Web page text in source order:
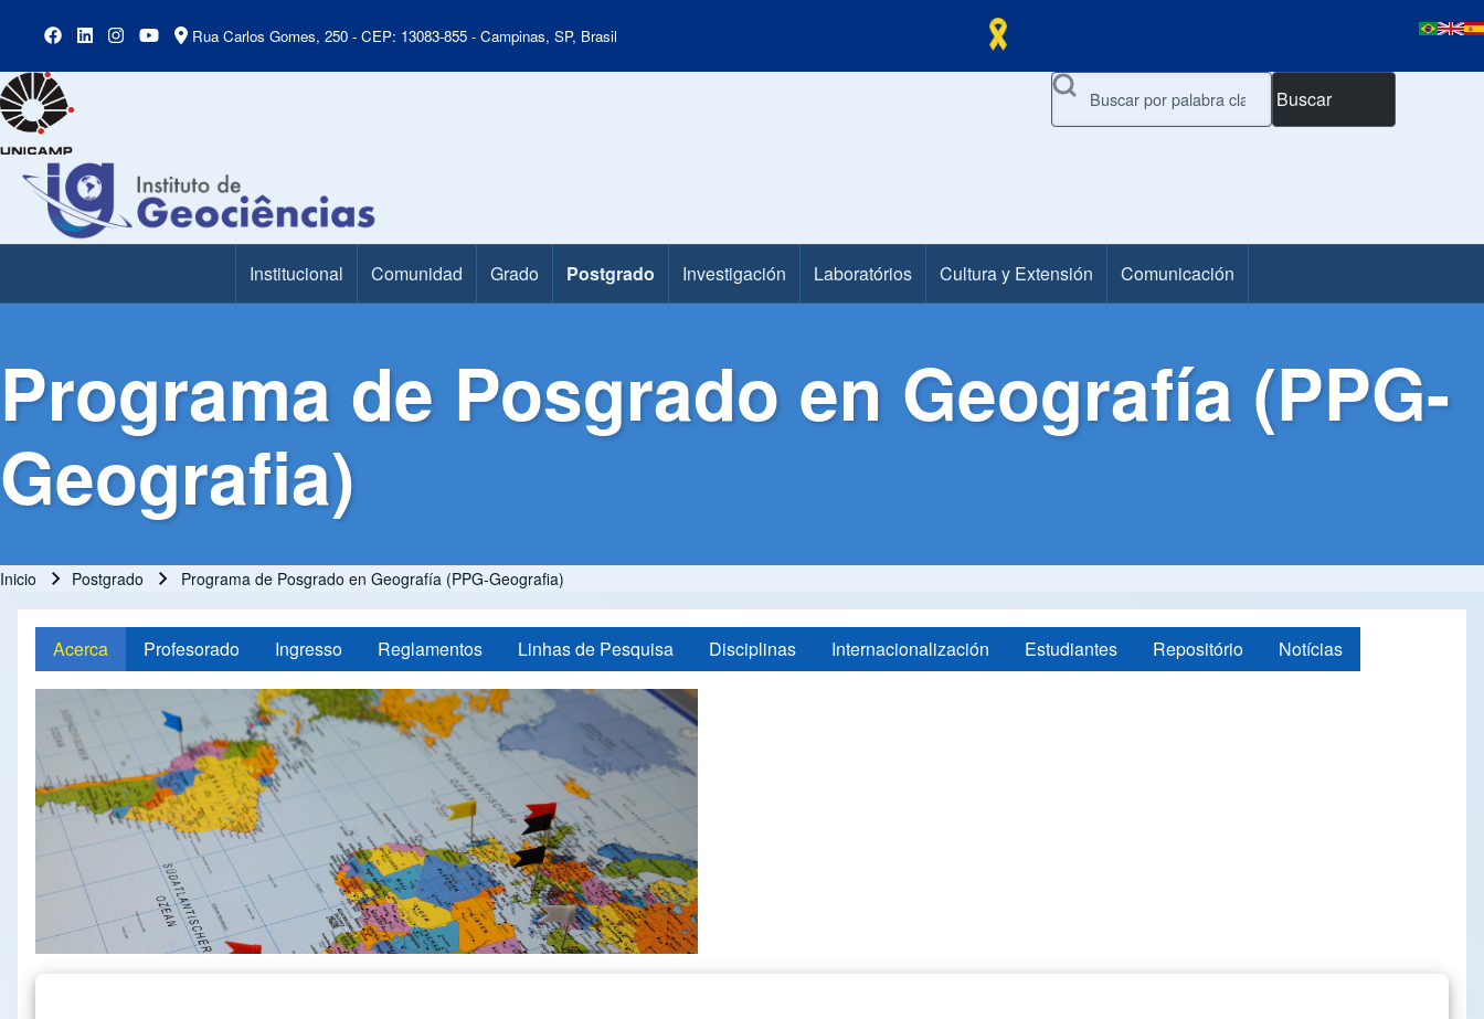
Rua Carlos Gomes, 250 - CEP: 13083-855 - Campinas, SP, Brasil
Buscar
Main Menu Institucional Comunidad Grado Postgrado Investigación Laboratórios Cultura y Extensión Comunicación
Programa de Posgrado en Geografía (PPG-
Geografia)
Ruta de navegación
Inicio Postgrado Programa de Posgrado en Geografía (PPG-Geografia)
Acerca Profesorado Ingresso Reglamentos Linhas de Pesquisa Disciplinas Internacionalización Estudiantes Repositório Notícias